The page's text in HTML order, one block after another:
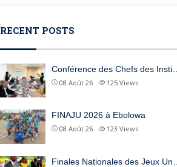
RECENT POSTS
Conférence des Chefs des Insti…
08 Août 26 125 Views
FINAJU 2026 à Ebolowa
08 Août 26 123 Views
Finales Nationales des Jeux Un…